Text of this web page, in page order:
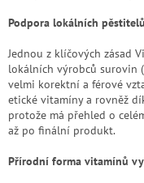
Podpora lokálních pěstitelů
Jednou z klíčových zásad
lokálních výrobců surovin
velmi korektní a férové
etické vitamíny a rovněž
protože má přehled o
až po finální produkt.
Přírodní forma vitamínů